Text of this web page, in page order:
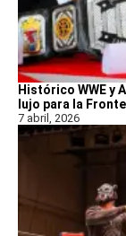
Histórico WWE y
lujo para la
7 abril, 2026